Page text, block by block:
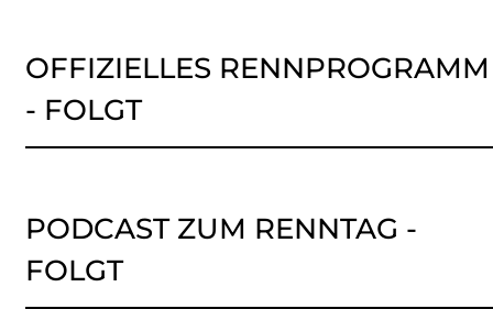
OFFIZIELLES RENNPROGRAMM
- FOLGT
PODCAST ZUM RENNTAG -
FOLGT